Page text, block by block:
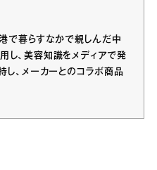
で暮らすなかで親しんだ中
し、美容知識をメディアで発
し、メーカーとのコラボ商品